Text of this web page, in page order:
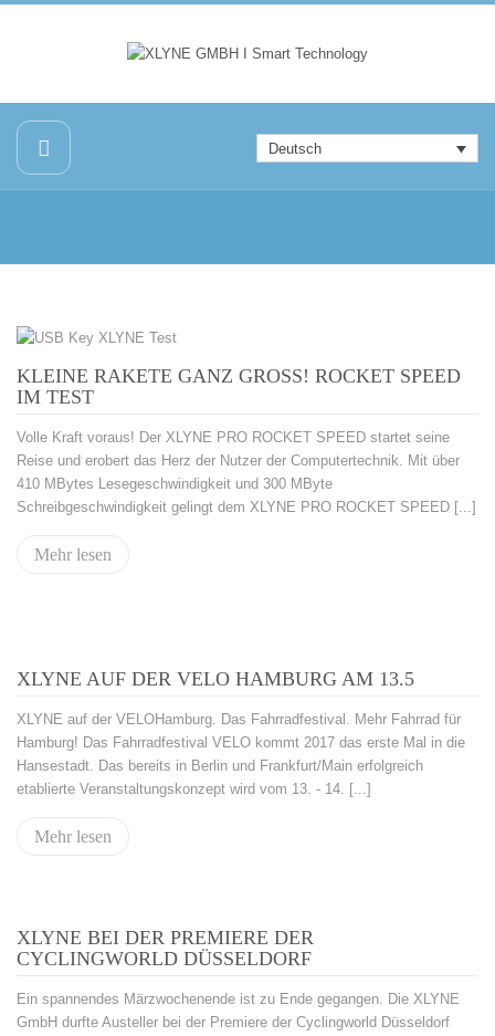
Deutsch
KLEINE RAKETE GANZ GROSS! ROCKET SPEED I
M TEST
Volle Kraft voraus! Der XLYNE PRO ROCKET SPEED startet seine
Reise und erobert das Herz der Nutzer der Computertechnik. Mit über
410 MBytes Lesegeschwindigkeit und 300 MByte
Schreibgeschwindigkeit gelingt dem XLYNE PRO ROCKET SPEED [...]
Mehr lesen
XLYNE AUF DER VELO HAMBURG AM 13.5
XLYNE auf der VELOHamburg. Das Fahrradfestival. Mehr Fahrrad für
Hamburg! Das Fahrradfestival VELO kommt 2017 das erste Mal in die
Hansestadt. Das bereits in Berlin und Frankfurt/Main erfolgreich
etablierte Veranstaltungskonzept wird vom 13. - 14. [...]
Mehr lesen
XLYNE BEI DER PREMIERE DER
CYCLINGWORLD DÜSSELDORF
Ein spannendes Märzwochenende ist zu Ende gegangen. Die XLYNE
GmbH durfte Austeller bei der Premiere der Cyclingworld Düsseldorf